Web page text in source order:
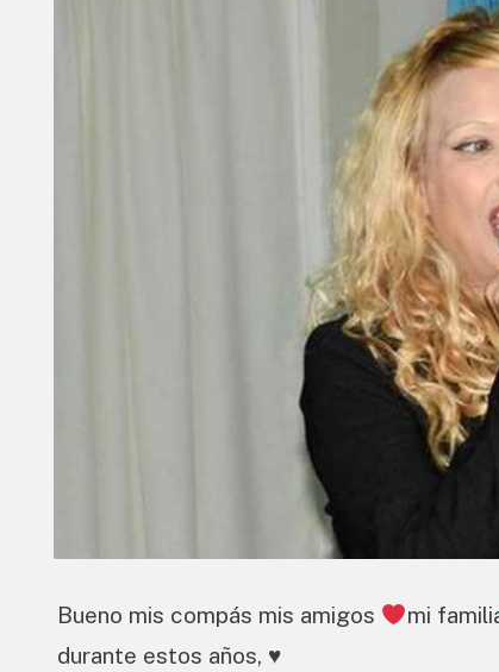
Bueno mis compás mis amigos mi
durante estos años, ♥️